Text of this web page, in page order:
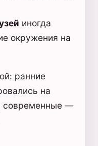
иногда
окружения на
ранние
на
современные —